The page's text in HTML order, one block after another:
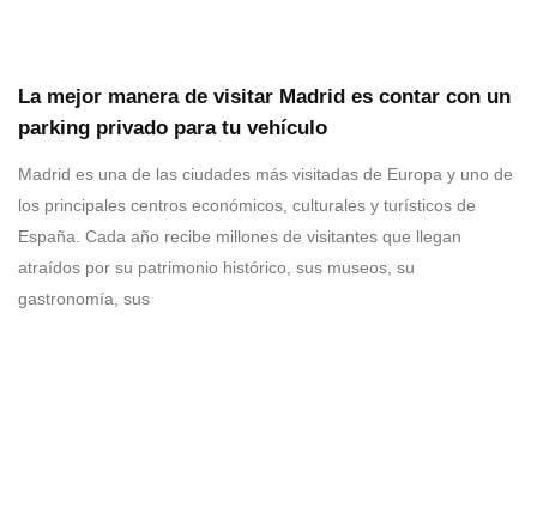
La mejor manera de visitar Madrid es contar con un
parking privado para tu vehículo
Madrid es una de las ciudades más visitadas de Europa y uno de
los principales centros económicos, culturales y turísticos de
España. Cada año recibe millones de visitantes que llegan
atraídos por su patrimonio histórico, sus museos, su
gastronomía, sus